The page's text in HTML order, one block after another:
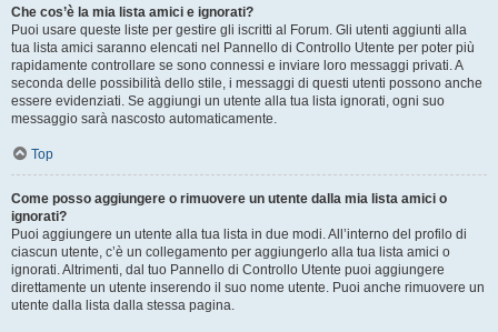
Che cos’è la mia lista amici e ignorati?
Puoi usare queste liste per gestire gli iscritti al Forum. Gli utenti aggiunti alla
tua lista amici saranno elencati nel Pannello di Controllo Utente per poter più
rapidamente controllare se sono connessi e inviare loro messaggi privati. A
seconda delle possibilità dello stile, i messaggi di questi utenti possono anche
essere evidenziati. Se aggiungi un utente alla tua lista ignorati, ogni suo
messaggio sarà nascosto automaticamente.
Top
Come posso aggiungere o rimuovere un utente dalla mia lista amici o
ignorati?
Puoi aggiungere un utente alla tua lista in due modi. All’interno del profilo di
ciascun utente, c’è un collegamento per aggiungerlo alla tua lista amici o
ignorati. Altrimenti, dal tuo Pannello di Controllo Utente puoi aggiungere
direttamente un utente inserendo il suo nome utente. Puoi anche rimuovere un
utente dalla lista dalla stessa pagina.